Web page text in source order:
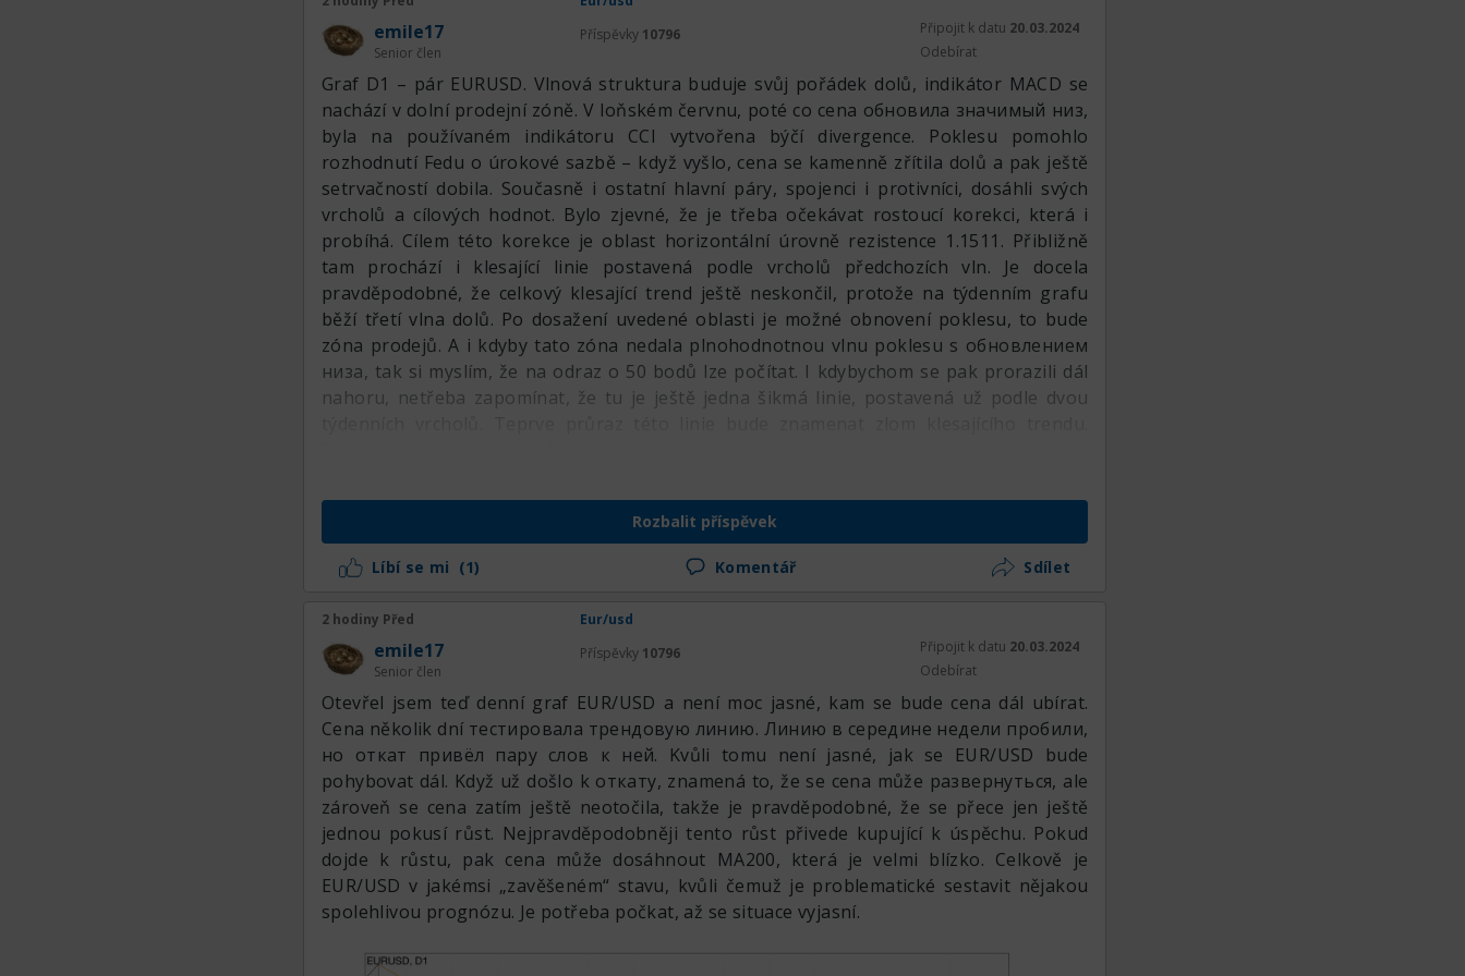
emile17
Senior člen
Příspěvky 10796 Připojit k datu 20.03.2024
Odebírat
Graf D1 – pár EURUSD. Vlnová struktura buduje svůj pořádek dolů, indikátor MACD se
nachází v dolní prodejní zóně. V loňském červnu, poté co cena обновила значимый низ,
byla na používaném indikátoru CCI vytvořena býčí divergence. Poklesu pomohlo
rozhodnutí Fedu o úrokové sazbě – když vyšlo, cena se kamenně zřítila dolů a pak ještě
setrvačností dobila. Současně i ostatní hlavní páry, spojenci i protivníci, dosáhli svých
vrcholů a cílových hodnot. Bylo zjevné, že je třeba očekávat rostoucí korekci, která i
probíhá. Cílem této korekce je oblast horizontální úrovně rezistence 1.1511. Přibližně
tam prochází i klesající linie postavená podle vrcholů předchozích vln. Je docela
pravděpodobné, že celkový klesající trend ještě neskončil, protože na týdenním grafu
běží třetí vlna dolů. Po dosažení uvedené oblasti je možné obnovení poklesu, to bude
zóna prodejů. A i kdyby tato zóna nedala plnohodnotnou vlnu poklesu s обновлением
низа, tak si myslím, že na odraz o 50 bodů lze počítat. I kdybychom se pak prorazili dál
nahoru, netřeba zapomínat, že tu je ještě jedna šikmá linie, postavená už podle dvou
Stejně svižnému růstu tohoto páru jako u libry bránil křížový kurz EURGBP, který se po
průrazu silné týdenní úrovně podpory zřítil dolů. Zkrátka v červenci se tu cena zasekla
jako v bažině a nic kloudného ani nepředvedla. Euro zůstává pod tlakem, nepouštěl mě
děje: dříve vyšla úroková sazba Fedu a na ní, navzdory očekáváním mnohých, cena
nezačala padat jako minule, ale naopak začala růst. Ačkoliv logicky by měla padat,
vypadal zřejmý. Došli jsme k ní, ona dala odraz k úrovni podpory 1.1475 a ta dala odraz
zpět k linii, ke které jsme znovu došli. Předpokládám brzký průraz této klesající linie. Cíl
růstu – 1.1667. A pravděpodobně se to stane už dnes, protože je tu řada důležitých
zpráv, takzvaný non-farm. Na nich se očekává růst a průraz linie.
Rozbalit příspěvek
Líbí se mi (1) Komentář Sdílet
2 hodiny Před Eur/usd
emile17
Senior člen
Příspěvky 10796 Připojit k datu 20.03.2024
Odebírat
Otevřel jsem teď denní graf EUR/USD a není moc jasné, kam se bude cena dál ubírat.
Cena několik dní тестировала трендовую линию. Линию в середине недели пробили,
но откат привёл пару слов к ней. Kvůli tomu není jasné, jak se EUR/USD bude
pohybovat dál. Když už došlo k откату, znamená to, že se cena může развернуться, ale
zároveň se cena zatím ještě neotočila, takže je pravděpodobné, že se přece jen ještě
jednou pokusí růst. Nejpravděpodobněji tento růst přivede kupující k úspěchu. Pokud
dojde k růstu, pak cena může dosáhnout MA200, která je velmi blízko. Celkově je
EUR/USD v jakémsi „zavěšeném“ stavu, kvůli čemuž je problematické sestavit nějakou
spolehlivou prognózu. Je potřeba počkat, až se situace vyjasní.